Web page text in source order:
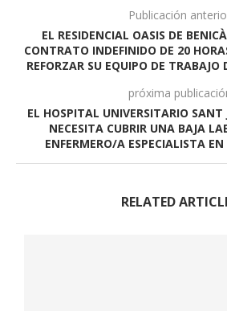
Publicación
EL RESIDENCIAL OASIS DE
CONTRATO INDEFINIDO DE 20
REFORZAR SU EQUIPO DE TRABAJO
próxima
EL HOSPITAL UNIVERSITARIO
NECESITA CUBRIR UNA BAJA
ENFERMERO/A ESPECIALISTA
RELATED